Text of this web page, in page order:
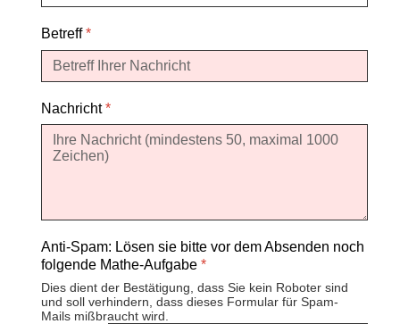
Betreff*
Nachricht*
Anti-Spam: Lösen sie bitte vor dem Absenden noch
folgende Mathe-Aufgabe*
Dies dient der Bestätigung, dass Sie kein Roboter sind
und soll verhindern, dass dieses Formular für Spam-
Mails mißbraucht wird.